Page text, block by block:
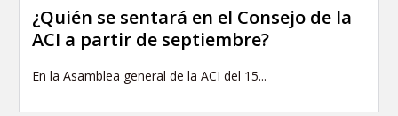
¿Quién se sentará en el Consejo de la
ACI a partir de septiembre?
En la Asamblea general de la ACI del 15...